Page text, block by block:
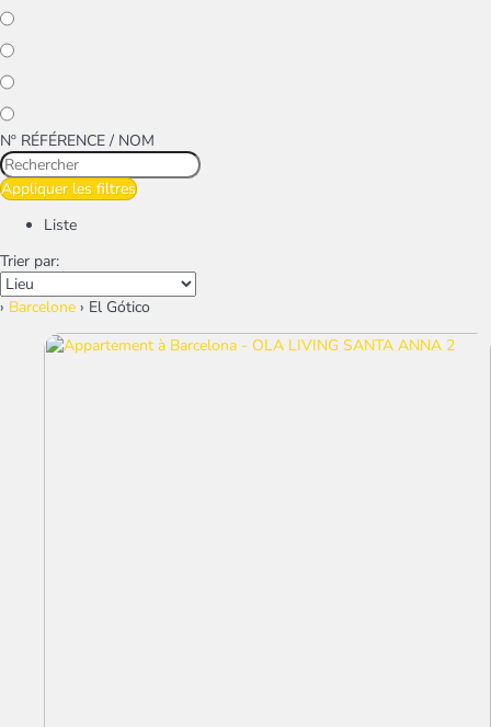
Nº RÉFÉRENCE / NOM
Appliquer les filtres
Liste
Trier par:
› Barcelone › El Gótico